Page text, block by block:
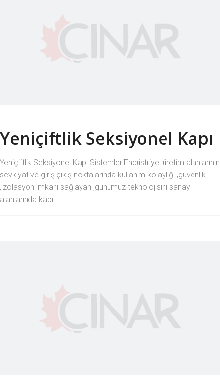
Yeniçiftlik Seksiyonel Kapı
Yeniçiftlik Seksiyonel Kapı SistemleriEndüstriyel üretim alanlarının
sevkiyat ve giriş çıkış noktalarında kullanım kolaylığı ,güvenlik
,izolasyon imkanı sağlayan ,günümüz teknolojisini sanayi
alanlarında kapı ...